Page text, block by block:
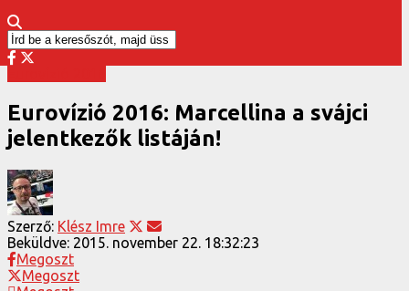
Eurovízió 2016: Marcellina a svájci
jelentkezők listáján!
Szerző: Klész Imre
Beküldve: 2015. november 22. 18:32:23
Megoszt
Megoszt